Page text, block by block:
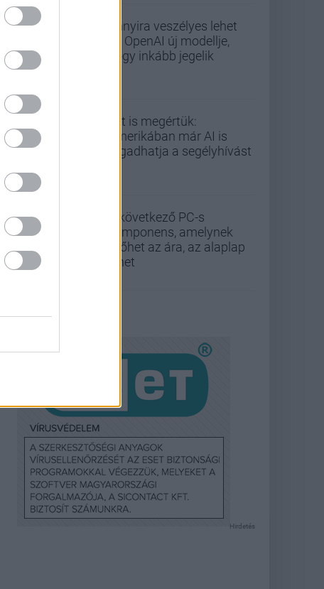
Annyira veszélyes lehet
az OpenAI új modellje,
hogy inkább jegelik
Ezt is megértük:
Amerikában már AI is
fogadhatja a segélyhívást
A következő PC-s
komponens, amelynek
kilőhet az ára, az alaplap
lehet
Hirdetés